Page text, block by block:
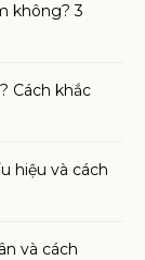
không? 3
Cách khắc
hiệu và cách
và cách